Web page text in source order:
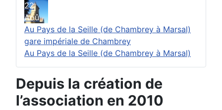
22
Aoû
Au Pays de la Seille (de Chambrey à Marsal)
gare impériale de Chambrey
Au Pays de la Seille (de Chambrey à Marsal)
Depuis la création de
l’association en 2010